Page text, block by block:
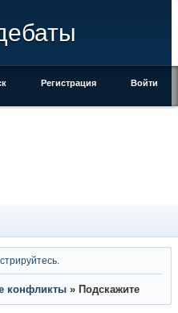
Регистрация Войти
конфликты » Подскажите